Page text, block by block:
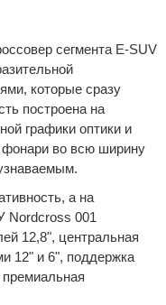
сегмента E-SUV
которые сразу
построена на
графики оптики и
фонари во всю ширину
а на
Nordcross 001
12,8", центральная
12" и 6", поддержка